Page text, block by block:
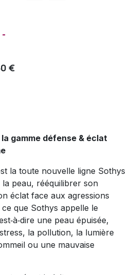
€
gamme défense & éclat
la toute nouvelle ligne Sothys
peau, rééquilibrer son
éclat face aux agressions
que Sothys appelle le
une peau épuisée,
la pollution, la lumière
ou une mauvaise